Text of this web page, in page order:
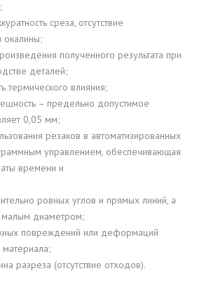
среза, отсутствие
окалины;
полученного результата при
деталей;
термического влияния;
– предельно допустимое
0,05 мм;
резаков в автоматизированных
управлением, обеспечивающая
времени и
ровных углов и прямых линий, а
малым диаметром;
повреждений или деформаций
разреза (отсутствие отходов).